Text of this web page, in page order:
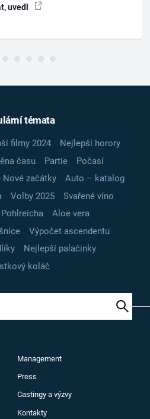
uvedl
témata
filmy 2024
Nejlepší horory
času Partie
Počasí
Nové začátky
Auto – katalog
Volby 2025
Svařené víno
Aloe vera
Výpočet ascendentu
Nejlepší palačinky
koláč
Management
Press
Castingy a výzvy
Kontakty